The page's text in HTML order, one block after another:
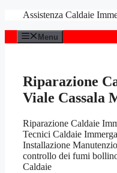
contenuto
Assistenza Caldaie
Menu
Riparazione
Viale Cassala
Riparazione Caldaie
Tecnici Caldaie
Installazione
controllo dei fumi
Caldaie